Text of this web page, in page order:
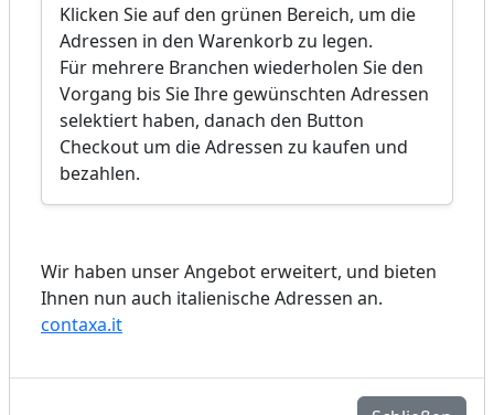
Klicken Sie auf den grünen Bereich, um die
Adressen in den Warenkorb zu legen.
Für mehrere Branchen wiederholen Sie den
Vorgang bis Sie Ihre gewünschten Adressen
selektiert haben, danach den Button
Checkout um die Adressen zu kaufen und
bezahlen.
Wir haben unser Angebot erweitert, und bieten
Ihnen nun auch italienische Adressen an.
contaxa.it